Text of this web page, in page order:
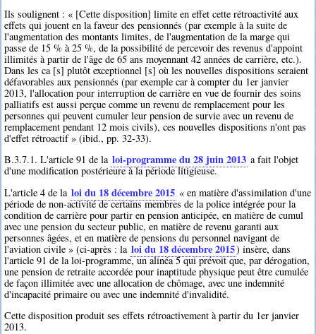
Ils soulignent : « [Cette disposition] limite en effet cette rétroactivité aux
effets qui jouent en la faveur des pensionnés (par exemple à la suite de
l'augmentation des montants limites, de l'augmentation de la marge qui
passe de 15 % à 25 %, de la possibilité de percevoir des revenus d'appoint
illimités à partir de l'âge de 65 ans moyennant 42 années de carrière, etc.).
Dans les ca [s] plutôt exceptionnel [s] où les nouvelles dispositions seraient
défavorables aux pensionnés (par exemple car à compter du 1er janvier
2013, l'allocation pour interruption de carrière en vue de fournir des soins
palliatifs est aussi perçue comme un revenu de remplacement pour les
personnes qui peuvent cumuler leur pension de survie avec un revenu de
remplacement pendant 12 mois civils), ces nouvelles dispositions n'ont pas
d'effet rétroactif » (ibid., pp. 32-33).
B.3.7.1. L'article 91 de la loi-programme du 28 juin 2013 a fait l'objet
d'une modification postérieure à la période litigieuse.
L'article 4 de la loi du 18 décembre 2015 « en matière d'assimilation d'une
période de non-activité de certains membres de la police intégrée pour la
condition de carrière pour partir en pension anticipée, en matière de cumul
avec une pension du secteur public, en matière de revenu garanti aux
personnes âgées, et en matière de pensions du personnel navigant de
l'aviation civile » (ci-après : la loi du 18 décembre 2015) insère, dans
l'article 91 de la loi-programme, un alinéa 5 qui prévoit que, par dérogation,
une pension de retraite accordée pour inaptitude physique peut être cumulée
de façon illimitée avec une allocation de chômage, avec une indemnité
d'incapacité primaire ou avec une indemnité d'invalidité.
Cette disposition produit ses effets rétroactivement à partir du 1er janvier
2013.